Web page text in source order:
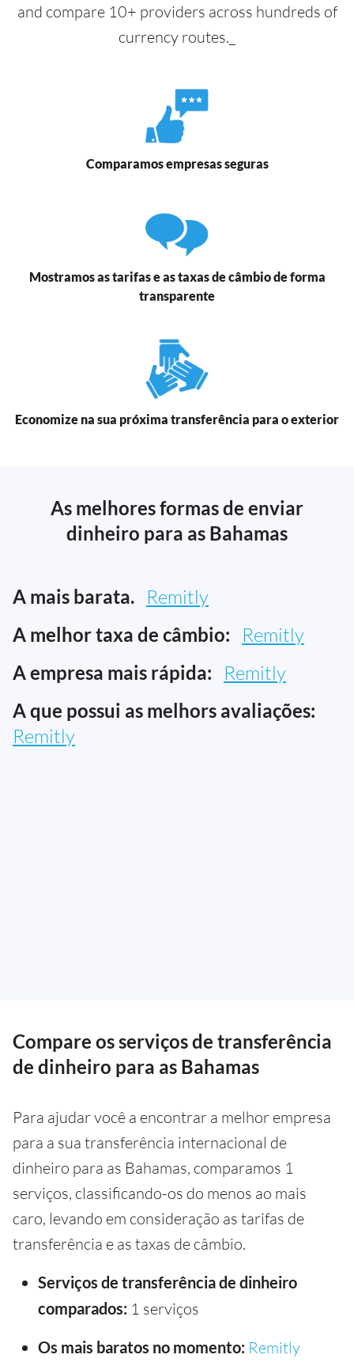
and compare 10+ providers across hundreds of
currency routes._
Comparamos empresas seguras
Mostramos as tarifas e as taxas de câmbio de forma
transparente
Economize na sua próxima transferência para o exterior
As melhores formas de enviar
dinheiro para as Bahamas
A mais barata. Remitly
A melhor taxa de câmbio: Remitly
A empresa mais rápida: Remitly
A que possui as melhors avaliações:
Remitly
Compare os serviços de transferência
de dinheiro para as Bahamas
Para ajudar você a encontrar a melhor empresa
para a sua transferência internacional de
dinheiro para as Bahamas, comparamos 1
serviços, classificando-os do menos ao mais
caro, levando em consideração as tarifas de
transferência e as taxas de câmbio.
Serviços de transferência de dinheiro
comparados: 1 serviços
Os mais baratos no momento: Remitly